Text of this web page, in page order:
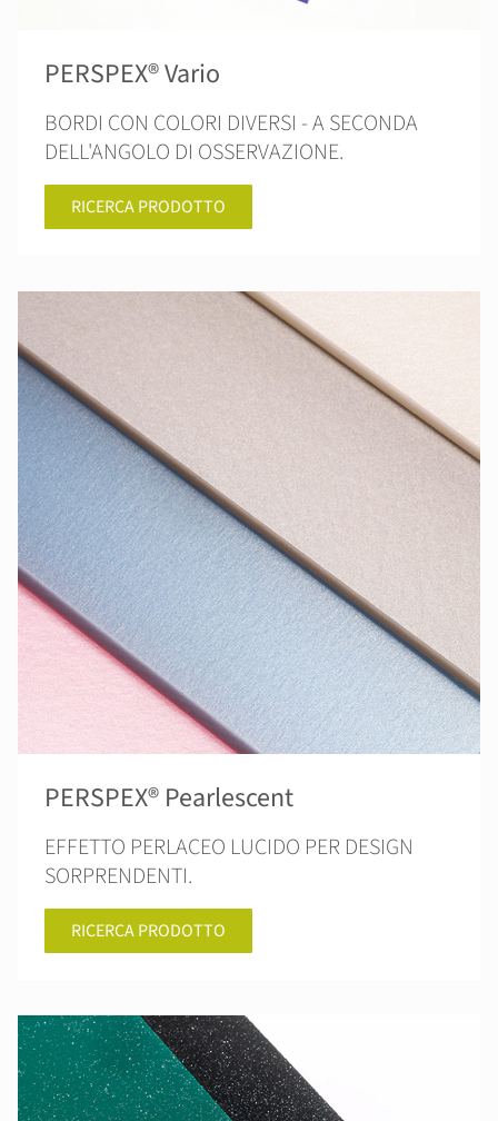
PERSPEX® Vario
BORDI CON COLORI DIVERSI - A SECONDA
DELL'ANGOLO DI OSSERVAZIONE.
RICERCA PRODOTTO
PERSPEX® Pearlescent
EFFETTO PERLACEO LUCIDO PER DESIGN
SORPRENDENTI.
RICERCA PRODOTTO